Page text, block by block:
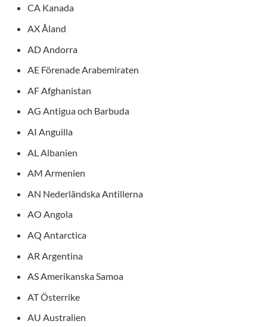
CA Kanada
AX Åland
AD Andorra
AE Förenade Arabemiraten
AF Afghanistan
AG Antigua och Barbuda
AI Anguilla
AL Albanien
AM Armenien
AN Nederländska Antillerna
AO Angola
AQ Antarctica
AR Argentina
AS Amerikanska Samoa
AT Österrike
AU Australien